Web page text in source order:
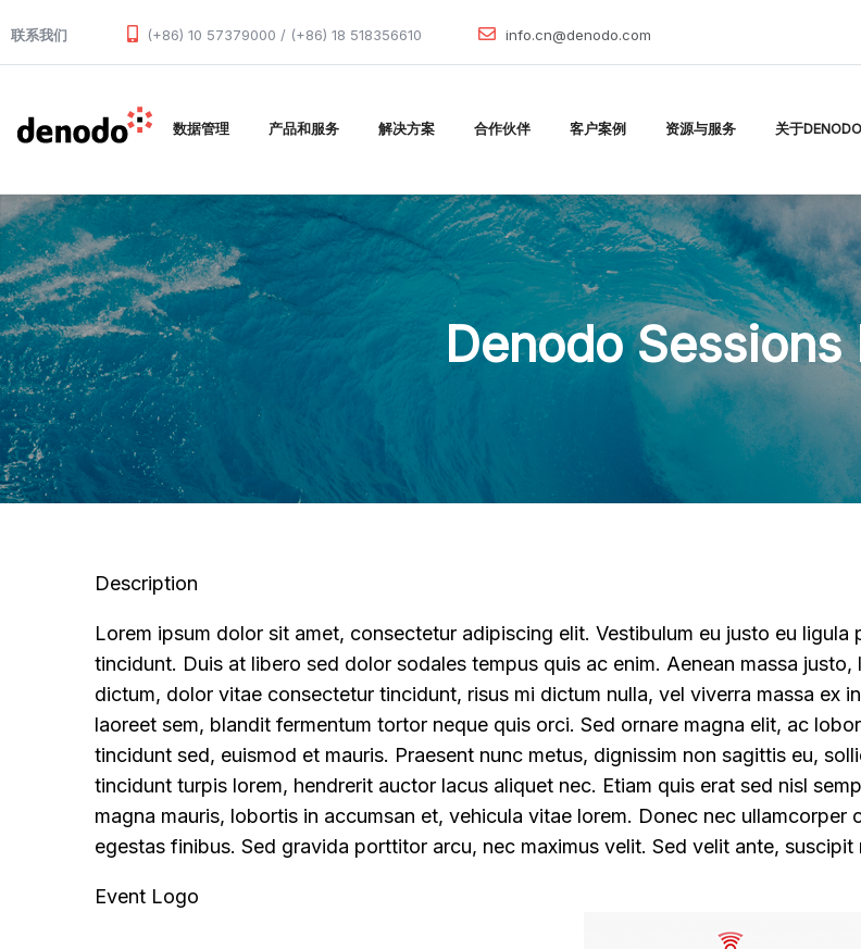
联系我们 (+86) 10 57379000 / (+86) 18 518356610 info.cn@denodo.com
数据管理 产品和服务 解决方案 合作伙伴 客户案例 资源与服务 关于DENODO
Denodo Sessions
Description
Lorem ipsum dolor sit amet, consectetur adipiscing elit. Vestibulum eu justo eu
tincidunt. Duis at libero sed dolor sodales tempus quis ac enim. Aenean massa
dictum, dolor vitae consectetur tincidunt, risus mi dictum nulla, vel viverra massa ex
laoreet sem, blandit fermentum tortor neque quis orci. Sed ornare magna elit, ac
tincidunt sed, euismod et mauris. Praesent nunc metus, dignissim non sagittis eu,
tincidunt turpis lorem, hendrerit auctor lacus aliquet nec. Etiam quis erat sed nisl
magna mauris, lobortis in accumsan et, vehicula vitae lorem. Donec nec
egestas finibus. Sed gravida porttitor arcu, nec maximus velit. Sed velit ante,
Event Logo